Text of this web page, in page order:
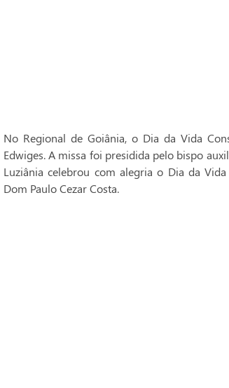
No Regional de Goiânia, o Dia da Vida
Edwiges. A missa foi presidida pelo bispo
Luziânia celebrou com alegria o Dia da
Dom Paulo Cezar Costa.